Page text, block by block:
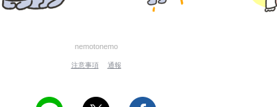
nemotonemo
注意事項 通報